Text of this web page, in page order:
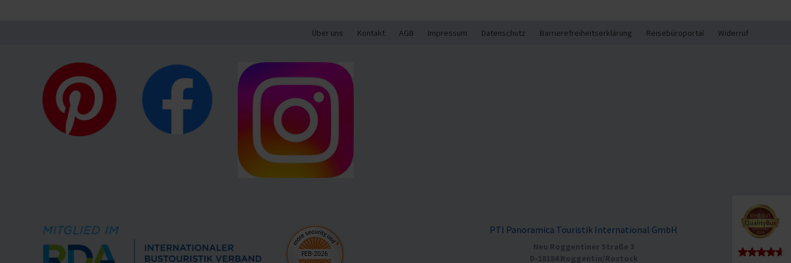
Über uns Kontakt AGB Impressum Datenschutz Barrierefreiheitserklärung Reisebüroportal Widerruf
PTI Panoramica Touristik International GmbH
Neu Roggentiner Straße 3
D-18184 Roggentin/Rostock